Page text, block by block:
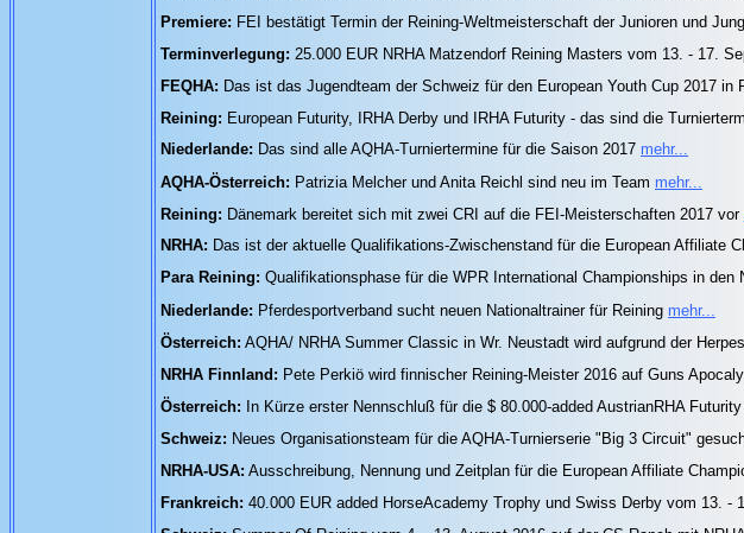
Premiere: FEI bestätigt Termin der Reining-Weltmeisterschaft der Junioren und
Terminverlegung: 25.000 EUR NRHA Matzendorf Reining Masters vom 13. - 17.
FEQHA: Das ist das Jugendteam der Schweiz für den European Youth Cup 2017 in
Reining: European Futurity, IRHA Derby und IRHA Futurity - das sind die
Niederlande: Das sind alle AQHA-Turniertermine für die Saison 2017 mehr...
AQHA-Österreich: Patrizia Melcher und Anita Reichl sind neu im Team mehr...
Reining: Dänemark bereitet sich mit zwei CRI auf die FEI-Meisterschaften 2017 vor
NRHA: Das ist der aktuelle Qualifikations-Zwischenstand für die European Affiliate
Para Reining: Qualifikationsphase für die WPR International Championships in den
Niederlande: Pferdesportverband sucht neuen Nationaltrainer für Reining mehr...
Österreich: AQHA/ NRHA Summer Classic in Wr. Neustadt wird aufgrund der
NRHA Finnland: Pete Perkiö wird finnischer Reining-Meister 2016 auf Guns
Österreich: In Kürze erster Nennschluß für die $ 80.000-added AustrianRHA
Schweiz: Neues Organisationsteam für die AQHA-Turnierserie "Big 3 Circuit"
NRHA-USA: Ausschreibung, Nennung und Zeitplan für die European Affiliate
Frankreich: 40.000 EUR added HorseAcademy Trophy und Swiss Derby vom 13. -